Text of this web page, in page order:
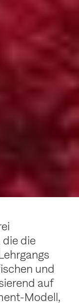
die die
und
auf
Modell,